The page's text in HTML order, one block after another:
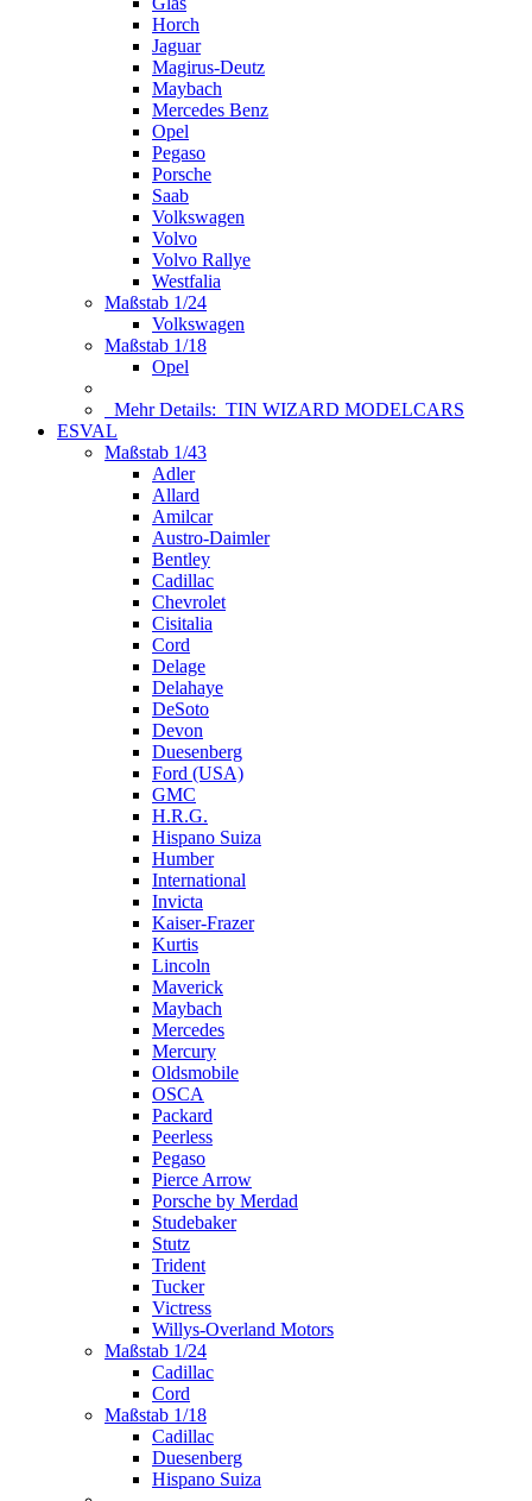
Horch
Jaguar
Magirus-Deutz
Maybach
Mercedes Benz
Opel
Pegaso
Porsche
Saab
Volkswagen
Volvo
Volvo Rallye
Westfalia
Maßstab 1/24
Volkswagen
Maßstab 1/18
Opel
Mehr Details: TIN WIZARD MODELCARS
ESVAL
Maßstab 1/43
Adler
Allard
Amilcar
Austro-Daimler
Bentley
Cadillac
Chevrolet
Cisitalia
Cord
Delage
Delahaye
DeSoto
Devon
Duesenberg
Ford (USA)
GMC
H.R.G.
Hispano Suiza
Humber
International
Invicta
Kaiser-Frazer
Kurtis
Lincoln
Maverick
Maybach
Mercedes
Mercury
Oldsmobile
OSCA
Packard
Peerless
Pegaso
Pierce Arrow
Porsche by Merdad
Studebaker
Stutz
Trident
Tucker
Victress
Willys-Overland Motors
Maßstab 1/24
Cadillac
Cord
Maßstab 1/18
Cadillac
Duesenberg
Hispano Suiza